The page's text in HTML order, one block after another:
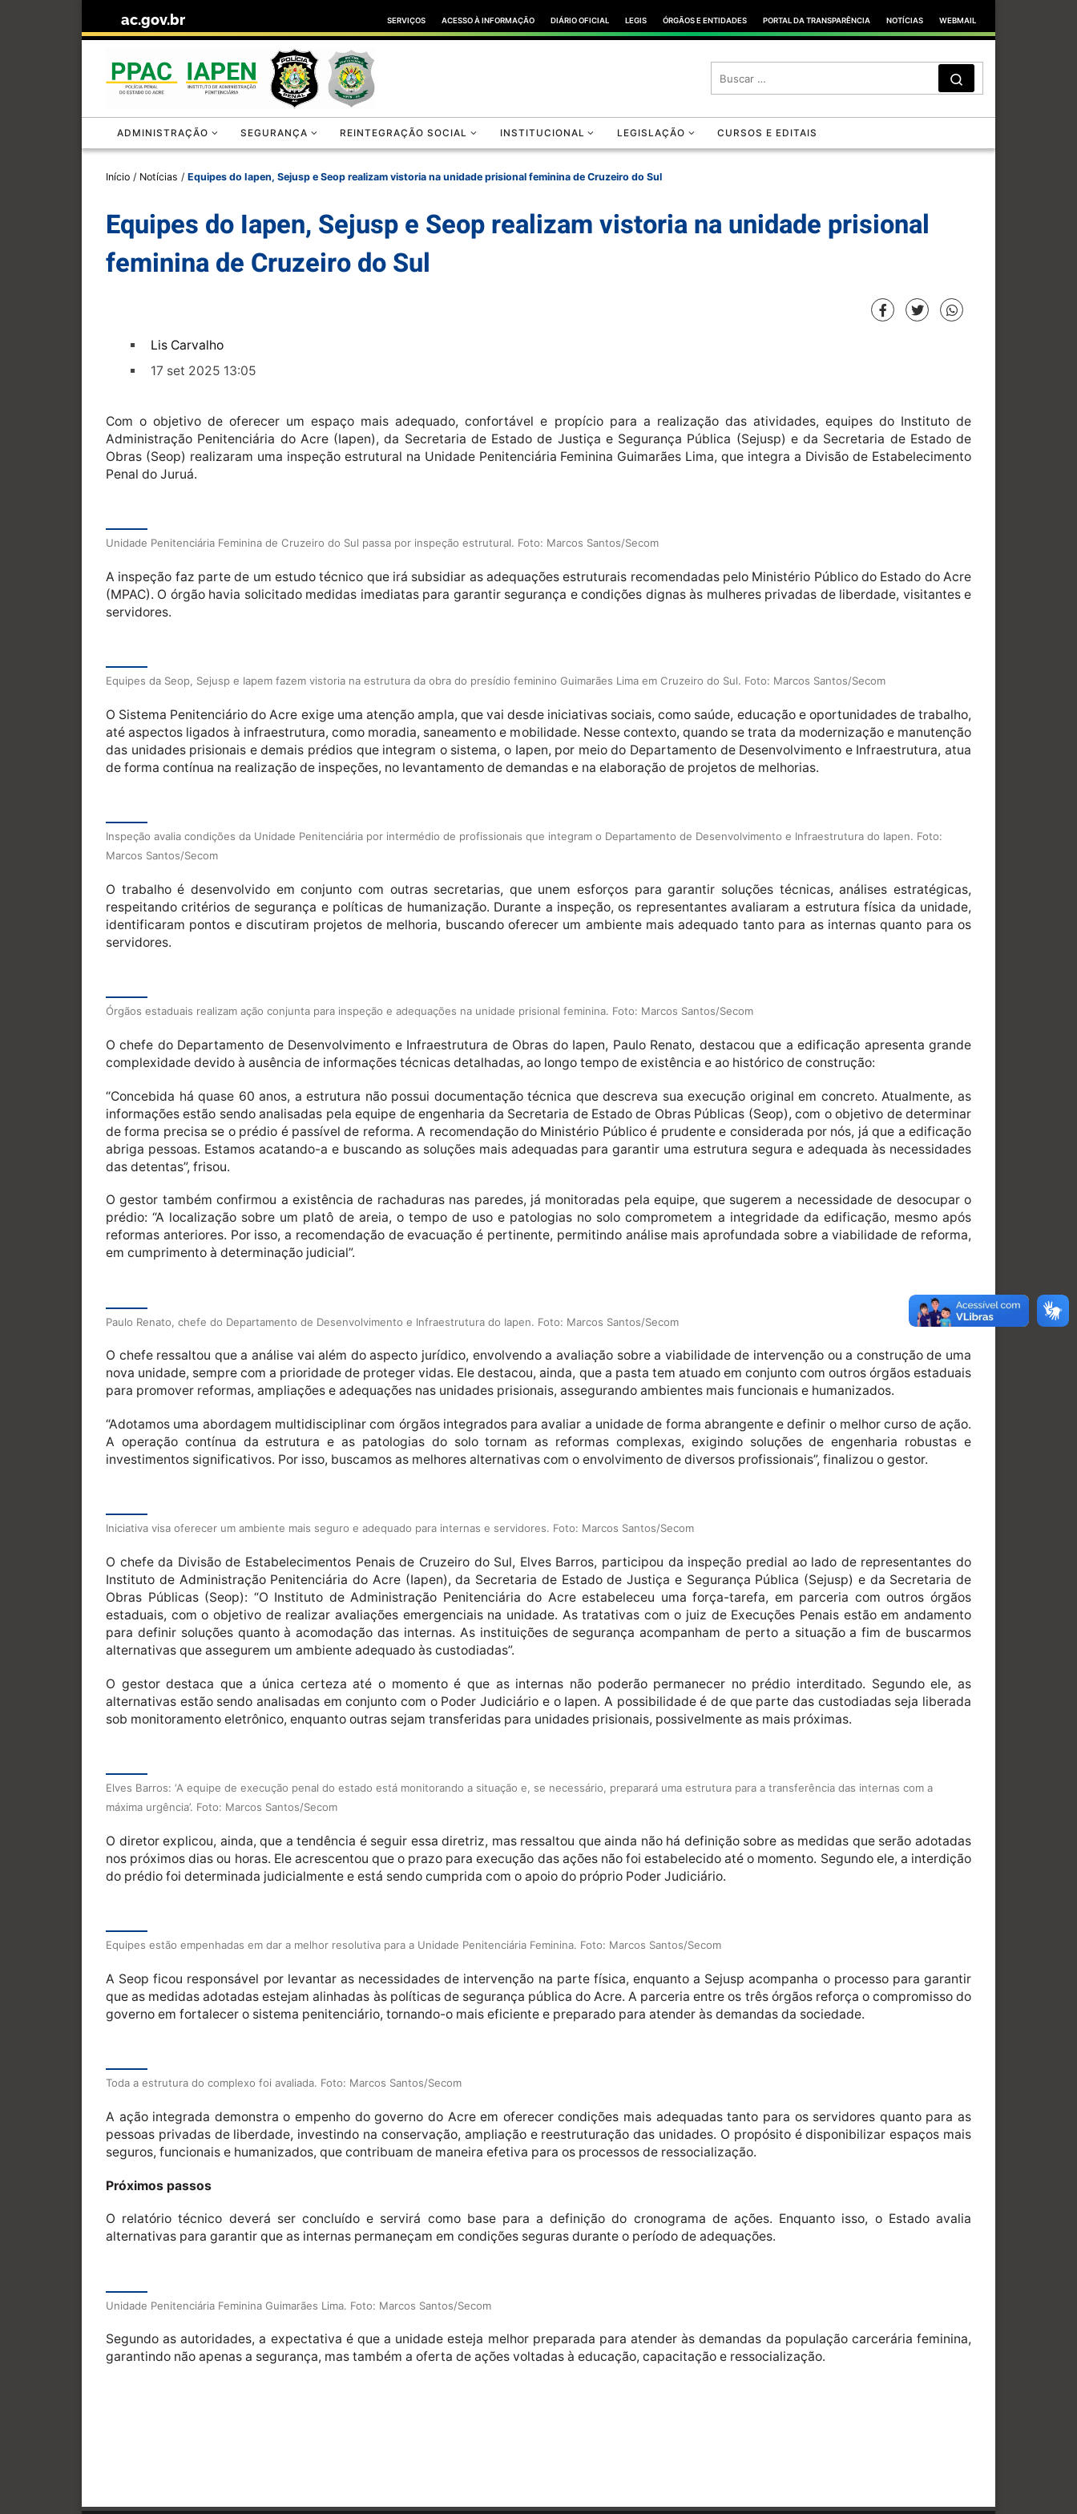
ac.gov.br SERVIÇOS ACESSO À INFORMAÇÃO DIÁRIO OFICIAL LEGIS ÓRGÃOS E ENTIDADES PORTAL DA TRANSPARÊNCIA NOTÍCIAS WEBMAIL
SEARCH
ADMINISTRAÇÃO SEGURANÇA REINTEGRAÇÃO SOCIAL INSTITUCIONAL LEGISLAÇÃO CURSOS E EDITAIS
Início / Notícias / Equipes do Iapen, Sejusp e Seop realizam vistoria na unidade prisional feminina de Cruzeiro do Sul
Equipes do Iapen, Sejusp e Seop realizam vistoria na unidade prisional
feminina de Cruzeiro do Sul
Lis Carvalho
17 set 2025 13:05
Com o objetivo de oferecer um espaço mais adequado, confortável e propício para a realização das atividades, equipes do Instituto de
Administração Penitenciária do Acre (Iapen), da Secretaria de Estado de Justiça e Segurança Pública (Sejusp) e da Secretaria de Estado de
Obras (Seop) realizaram uma inspeção estrutural na Unidade Penitenciária Feminina Guimarães Lima, que integra a Divisão de Estabelecimento
Penal do Juruá.
Unidade Penitenciária Feminina de Cruzeiro do Sul passa por inspeção estrutural. Foto: Marcos Santos/Secom
A inspeção faz parte de um estudo técnico que irá subsidiar as adequações estruturais recomendadas pelo Ministério Público do Estado do Acre
(MPAC). O órgão havia solicitado medidas imediatas para garantir segurança e condições dignas às mulheres privadas de liberdade, visitantes e
servidores.
Equipes da Seop, Sejusp e Iapem fazem vistoria na estrutura da obra do presídio feminino Guimarães Lima em Cruzeiro do Sul. Foto: Marcos Santos/Secom
O Sistema Penitenciário do Acre exige uma atenção ampla, que vai desde iniciativas sociais, como saúde, educação e oportunidades de trabalho,
até aspectos ligados à infraestrutura, como moradia, saneamento e mobilidade. Nesse contexto, quando se trata da modernização e manutenção
das unidades prisionais e demais prédios que integram o sistema, o Iapen, por meio do Departamento de Desenvolvimento e Infraestrutura, atua
de forma contínua na realização de inspeções, no levantamento de demandas e na elaboração de projetos de melhorias.
Inspeção avalia condições da Unidade Penitenciária por intermédio de profissionais que integram o Departamento de Desenvolvimento e Infraestrutura do Iapen. Foto:
Marcos Santos/Secom
O trabalho é desenvolvido em conjunto com outras secretarias, que unem esforços para garantir soluções técnicas, análises estratégicas,
respeitando critérios de segurança e políticas de humanização. Durante a inspeção, os representantes avaliaram a estrutura física da unidade,
identificaram pontos e discutiram projetos de melhoria, buscando oferecer um ambiente mais adequado tanto para as internas quanto para os
servidores.
Órgãos estaduais realizam ação conjunta para inspeção e adequações na unidade prisional feminina. Foto: Marcos Santos/Secom
O chefe do Departamento de Desenvolvimento e Infraestrutura de Obras do Iapen, Paulo Renato, destacou que a edificação apresenta grande
complexidade devido à ausência de informações técnicas detalhadas, ao longo tempo de existência e ao histórico de construção:
“Concebida há quase 60 anos, a estrutura não possui documentação técnica que descreva sua execução original em concreto. Atualmente, as
informações estão sendo analisadas pela equipe de engenharia da Secretaria de Estado de Obras Públicas (Seop), com o objetivo de determinar
de forma precisa se o prédio é passível de reforma. A recomendação do Ministério Público é prudente e considerada por nós, já que a edificação
abriga pessoas. Estamos acatando-a e buscando as soluções mais adequadas para garantir uma estrutura segura e adequada às necessidades
das detentas”, frisou.
O gestor também confirmou a existência de rachaduras nas paredes, já monitoradas pela equipe, que sugerem a necessidade de desocupar o
prédio: “A localização sobre um platô de areia, o tempo de uso e patologias no solo comprometem a integridade da edificação, mesmo após
reformas anteriores. Por isso, a recomendação de evacuação é pertinente, permitindo análise mais aprofundada sobre a viabilidade de reforma,
em cumprimento à determinação judicial”.
Paulo Renato, chefe do Departamento de Desenvolvimento e Infraestrutura do Iapen. Foto: Marcos Santos/Secom
O chefe ressaltou que a análise vai além do aspecto jurídico, envolvendo a avaliação sobre a viabilidade de intervenção ou a construção de uma
nova unidade, sempre com a prioridade de proteger vidas. Ele destacou, ainda, que a pasta tem atuado em conjunto com outros órgãos estaduais
para promover reformas, ampliações e adequações nas unidades prisionais, assegurando ambientes mais funcionais e humanizados.
“Adotamos uma abordagem multidisciplinar com órgãos integrados para avaliar a unidade de forma abrangente e definir o melhor curso de ação.
A operação contínua da estrutura e as patologias do solo tornam as reformas complexas, exigindo soluções de engenharia robustas e
investimentos significativos. Por isso, buscamos as melhores alternativas com o envolvimento de diversos profissionais”, finalizou o gestor.
Iniciativa visa oferecer um ambiente mais seguro e adequado para internas e servidores. Foto: Marcos Santos/Secom
O chefe da Divisão de Estabelecimentos Penais de Cruzeiro do Sul, Elves Barros, participou da inspeção predial ao lado de representantes do
Instituto de Administração Penitenciária do Acre (Iapen), da Secretaria de Estado de Justiça e Segurança Pública (Sejusp) e da Secretaria de
Obras Públicas (Seop): “O Instituto de Administração Penitenciária do Acre estabeleceu uma força-tarefa, em parceria com outros órgãos
estaduais, com o objetivo de realizar avaliações emergenciais na unidade. As tratativas com o juiz de Execuções Penais estão em andamento
para definir soluções quanto à acomodação das internas. As instituições de segurança acompanham de perto a situação a fim de buscarmos
alternativas que assegurem um ambiente adequado às custodiadas”.
O gestor destaca que a única certeza até o momento é que as internas não poderão permanecer no prédio interditado. Segundo ele, as
alternativas estão sendo analisadas em conjunto com o Poder Judiciário e o Iapen. A possibilidade é de que parte das custodiadas seja liberada
sob monitoramento eletrônico, enquanto outras sejam transferidas para unidades prisionais, possivelmente as mais próximas.
Elves Barros: ‘A equipe de execução penal do estado está monitorando a situação e, se necessário, preparará uma estrutura para a transferência das internas com a
máxima urgência’. Foto: Marcos Santos/Secom
O diretor explicou, ainda, que a tendência é seguir essa diretriz, mas ressaltou que ainda não há definição sobre as medidas que serão adotadas
nos próximos dias ou horas. Ele acrescentou que o prazo para execução das ações não foi estabelecido até o momento. Segundo ele, a interdição
do prédio foi determinada judicialmente e está sendo cumprida com o apoio do próprio Poder Judiciário.
Equipes estão empenhadas em dar a melhor resolutiva para a Unidade Penitenciária Feminina. Foto: Marcos Santos/Secom
A Seop ficou responsável por levantar as necessidades de intervenção na parte física, enquanto a Sejusp acompanha o processo para garantir
que as medidas adotadas estejam alinhadas às políticas de segurança pública do Acre. A parceria entre os três órgãos reforça o compromisso do
governo em fortalecer o sistema penitenciário, tornando-o mais eficiente e preparado para atender às demandas da sociedade.
Toda a estrutura do complexo foi avaliada. Foto: Marcos Santos/Secom
A ação integrada demonstra o empenho do governo do Acre em oferecer condições mais adequadas tanto para os servidores quanto para as
pessoas privadas de liberdade, investindo na conservação, ampliação e reestruturação das unidades. O propósito é disponibilizar espaços mais
seguros, funcionais e humanizados, que contribuam de maneira efetiva para os processos de ressocialização.
Próximos passos
O relatório técnico deverá ser concluído e servirá como base para a definição do cronograma de ações. Enquanto isso, o Estado avalia
alternativas para garantir que as internas permaneçam em condições seguras durante o período de adequações.
Unidade Penitenciária Feminina Guimarães Lima. Foto: Marcos Santos/Secom
Segundo as autoridades, a expectativa é que a unidade esteja melhor preparada para atender às demandas da população carcerária feminina,
garantindo não apenas a segurança, mas também a oferta de ações voltadas à educação, capacitação e ressocialização.